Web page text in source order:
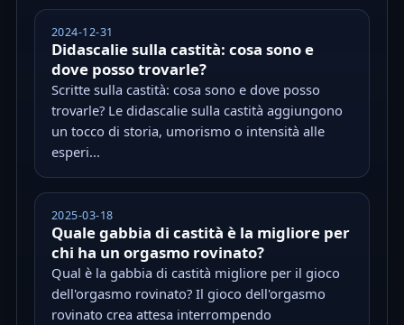
2024-12-31
Didascalie sulla castità: cosa sono e
dove posso trovarle?
Scritte sulla castità: cosa sono e dove posso
trovarle? Le didascalie sulla castità aggiungono
un tocco di storia, umorismo o intensità alle
esperi...
2025-03-18
Quale gabbia di castità è la migliore per
chi ha un orgasmo rovinato?
Qual è la gabbia di castità migliore per il gioco
dell'orgasmo rovinato? Il gioco dell'orgasmo
rovinato crea attesa interrompendo